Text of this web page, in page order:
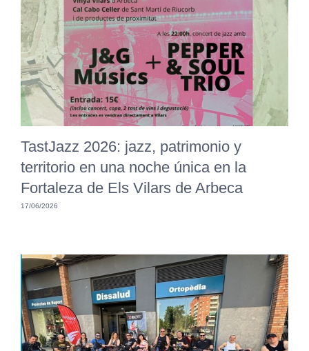
TastJazz 2026: jazz, patrimonio y
territorio en una noche única en la
Fortaleza de Els Vilars de Arbeca
17/06/2026